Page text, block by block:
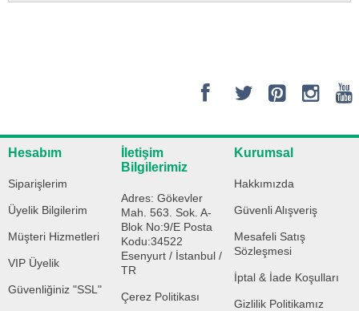
Hesabım
Siparişlerim
Üyelik Bilgilerim
Müşteri Hizmetleri
VIP Üyelik
Güvenliğiniz "SSL"
İletişim
Bilgilerimiz
Adres: Gökevler
Mah. 563. Sok. A-
Blok No:9/E Posta
Kodu:34522
Esenyurt / İstanbul /
TR
Çerez Politikası
Kurumsal
Hakkımızda
Güvenli Alışveriş
Mesafeli Satış
Sözleşmesi
İptal & İade Koşulları
Gizlilik Politikamız